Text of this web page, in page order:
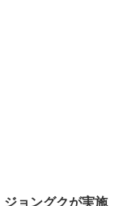
ジョングクが実施